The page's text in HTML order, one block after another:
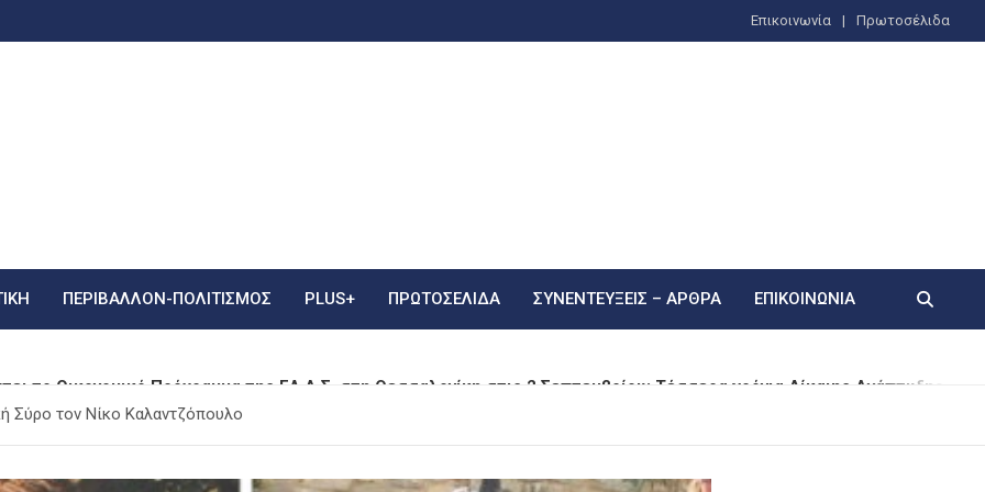
Επικοινωνία Πρωτοσέλιδα
ΠΕΡΙΒΑΛΛΟΝ-ΠΟΛΙΤΙΣΜΟΣ PLUS+ ΠΡΩΤΟΣΈΛΙΔΑ ΣΥΝΕΝΤΕΎΞΕΙΣ – ΆΡΘΡΑ ΕΠΙΚΟΙΝΩΝΊΑ
το Οικονομικό Πρόγραμμα της ΕΛ.Α.Σ. στη Θεσσαλονίκη στις 2 Σεπτεμβρίου: Τέσσερα χρόνια Δίκαιης Ανάπτυξης
Αστυνομίας: Τρεις Συλλήψεις για Καλλιέργεια και Διακίνηση Κάνναβης στην Αττική, με Εκτιμώμενο Παράνομο
Σύρο τον Νίκο Καλαντζόπουλο